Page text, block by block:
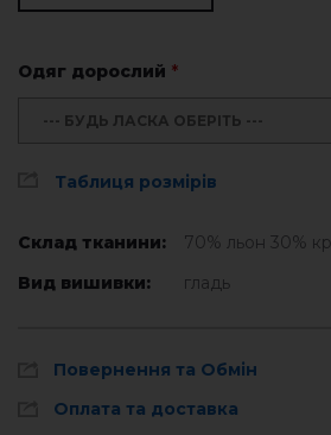
Одяг дорослий *
--- БУДЬ ЛАСКА ОБЕРІТЬ ---
Таблиця розмірів
Склад тканини:
70% льон 30%
Вид вишивки:
гладь
Повернення та Обмін
Оплата та доставка